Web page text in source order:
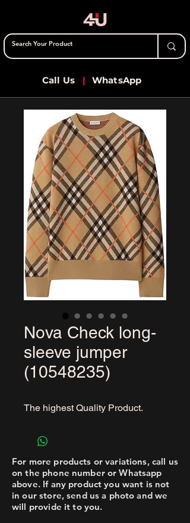
Call Us | WhatsApp
Nova Check long-
sleeve jumper
(10548235)
The highest Quality Product.
For more products or variations, call us
on the phone number or Whatsapp
above. If any product you want is not
in our store, send us a photo and we
will provide it to you.